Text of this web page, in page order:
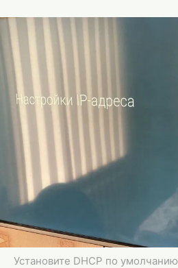
Установите DHCP по умолчанию